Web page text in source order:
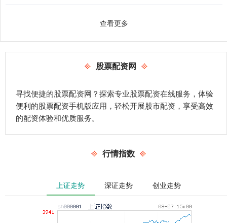
查看更多
股票配资网
寻找便捷的股票配资网？探索专业股票配资在线服务，体验
便利的股票配资手机版应用，轻松开展股市配资，享受高效
的配资体验和优质服务。
行情指数
上证走势 深证走势 创业走势